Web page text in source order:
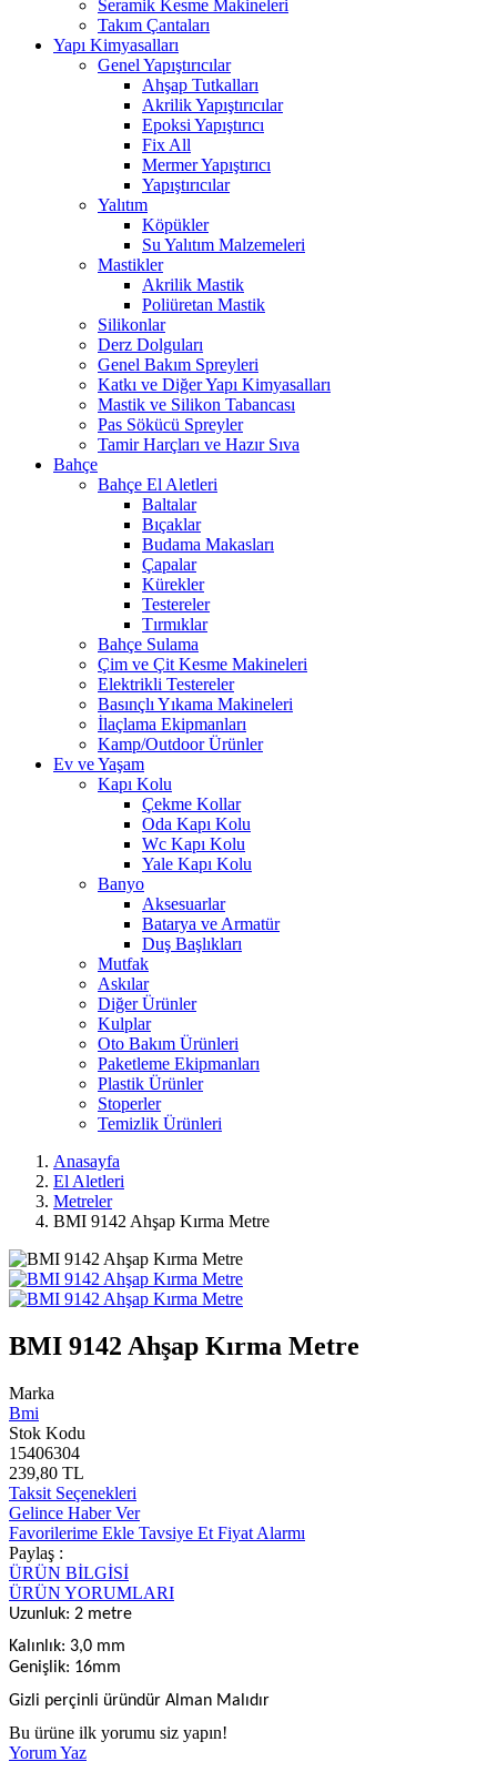
Seramik Kesme Makineleri
Takım Çantaları
Yapı Kimyasalları
Genel Yapıştırıcılar
Ahşap Tutkalları
Akrilik Yapıştırıcılar
Epoksi Yapıştırıcı
Fix All
Mermer Yapıştırıcı
Yapıştırıcılar
Yalıtım
Köpükler
Su Yalıtım Malzemeleri
Mastikler
Akrilik Mastik
Poliüretan Mastik
Silikonlar
Derz Dolguları
Genel Bakım Spreyleri
Katkı ve Diğer Yapı Kimyasalları
Mastik ve Silikon Tabancası
Pas Sökücü Spreyler
Tamir Harçları ve Hazır Sıva
Bahçe
Bahçe El Aletleri
Baltalar
Bıçaklar
Budama Makasları
Çapalar
Kürekler
Testereler
Tırmıklar
Bahçe Sulama
Çim ve Çit Kesme Makineleri
Elektrikli Testereler
Basınçlı Yıkama Makineleri
İlaçlama Ekipmanları
Kamp/Outdoor Ürünler
Ev ve Yaşam
Kapı Kolu
Çekme Kollar
Oda Kapı Kolu
Wc Kapı Kolu
Yale Kapı Kolu
Banyo
Aksesuarlar
Batarya ve Armatür
Duş Başlıkları
Mutfak
Askılar
Diğer Ürünler
Kulplar
Oto Bakım Ürünleri
Paketleme Ekipmanları
Plastik Ürünler
Stoperler
Temizlik Ürünleri
Anasayfa
El Aletleri
Metreler
BMI 9142 Ahşap Kırma Metre
BMI 9142 Ahşap Kırma Metre
Marka
Bmi
Stok Kodu
15406304
239,80 TL
Taksit Seçenekleri
Gelince Haber Ver
Favorilerime Ekle Tavsiye Et Fiyat Alarmı
Paylaş :
ÜRÜN BİLGİSİ
ÜRÜN YORUMLARI
Uzunluk: 2 metre
Kalınlık: 3,0 mm
Genişlik: 16mm
Gizli perçinli üründür Alman Malıdır
Bu ürüne ilk yorumu siz yapın!
Yorum Yaz